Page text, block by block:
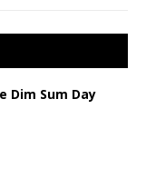
Dim Sum Day